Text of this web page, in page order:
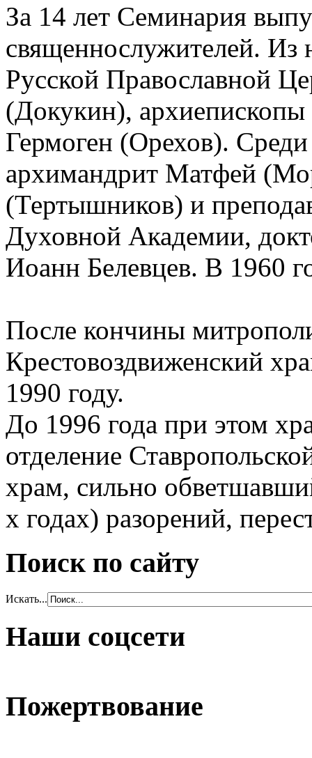
За 14 лет Семинария
священнослужителей. Из
Русской Православной
(Докукин),
Гермоген (Орехов).
архимандрит Матфей
(Тертышников) и
Духовной Академии,
Иоанн Белевцев. В 1960
После кончины
Крестовоздвиженский
1990 году.
До 1996 года при этом
отделение
храм, сильно
х годах) разорений,
Поиск по сайту
Искать...
Наши соцсети
Пожертвование